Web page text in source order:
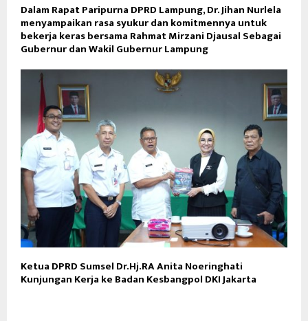
Dalam Rapat Paripurna DPRD Lampung, Dr. Jihan Nurlela
menyampaikan rasa syukur dan komitmennya untuk
bekerja keras bersama Rahmat Mirzani Djausal Sebagai
Gubernur dan Wakil Gubernur Lampung
Ketua DPRD Sumsel Dr.Hj.RA Anita Noeringhati
Kunjungan Kerja ke Badan Kesbangpol DKI Jakarta